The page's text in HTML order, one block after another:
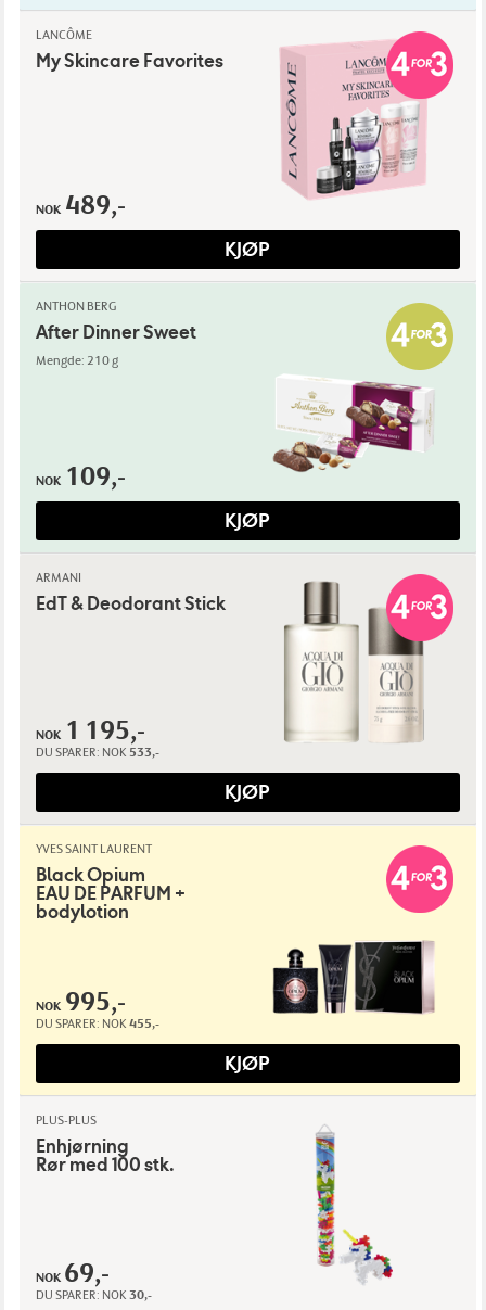
LANCÔME
My Skincare Favorites
NOK 489,-
KJØP
ANTHON BERG
After Dinner Sweet
Mengde: 210 g
NOK 109,-
KJØP
ARMANI
EdT & Deodorant Stick
NOK 1 195,-
DU SPARER: NOK 533,-
KJØP
YVES SAINT LAURENT
Black Opium
EAU DE PARFUM +
bodylotion
NOK 995,-
DU SPARER: NOK 455,-
KJØP
PLUS-PLUS
Enhjørning
Rør med 100 stk.
NOK 69,-
DU SPARER: NOK 30,-